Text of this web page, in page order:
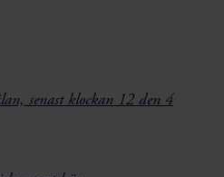
senast klockan 12 den 4